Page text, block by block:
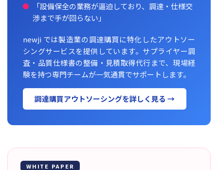
「設備保全の業務が逼迫しており、調達・仕様交
渉まで手が回らない」
newji では製造業の調達購買に特化したアウトソー
シングサービスを提供しています。サプライヤー調
査・品質仕様書の整備・見積取得代行まで、現場経
験を持つ専門チームが一気通貫でサポートします。
調達購買アウトソーシングを詳しく見る →
WHITE PAPER